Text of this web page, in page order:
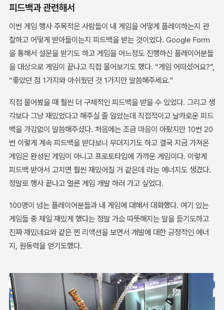
피드백과 관련해서
이번 게임 행사 주목적은 사람들이 내 게임을 어떻게 플레이하는지 관
찰하고 어떻게 받아들이는지 피드백을 받는 것이었다. Google Form
을 통해서 설문을 받기도 하고 게임을 어느정도 진행하신 플레이어분들
을 대상으로 게임이 끝나고 직접 물어보기도 했다. “게임 어떠셨어요?”,
“좋았던 점 1가지와 아쉬웠던 것 1가지만 말씀해주세요.”
직접 물어봤을 때 훨씬 더 구체적인 피드백을 받을 수 있었다. 그리고 생
각보다 그냥 재밌었다고 해주실 줄 알았는데 직접적이고 날카로운 피드
백을 가감없이 말씀해주셨다. 처음에는 조금 마음이 아팠지만 10번 20
번 이렇게 계속 피드백을 받다보니 무뎌지기도 하고 결국 지금 가져온
게임은 완성된 게임이 아니고 프로토타입에 가까운 게임이다. 이렇게
피드백 받아서 고치면 훨씬 재밌어질 거 같은데 라는 에너지도 생겼다.
정말로 행사 끝나고 얼른 게임 개발 하러 가고 싶었다.
100명이 넘는 플레이어분들과 내 게임에 대해서 대화했다. 여기 있는
게임들 중 제일 재밌게 했다는 정말 가슴 따뜻해지는 말을 듣기도하고
진짜 재밌네요와 같은 찐 리액션을 보면서 개발에 대한 긍정적인 에너
지, 원동력을 얻기도했다.